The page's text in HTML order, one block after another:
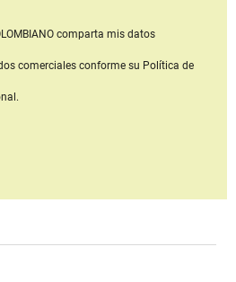
comparta mis datos
comerciales conforme su Política de